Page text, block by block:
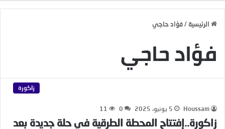
الرئيسية/فؤاد حاجي
فؤاد حاجي
زاكورة
Houssam 5 يونيو، 2025 0
11
زاكورة..إفتتاح المحطة الطرقية في حلة جديدة بعد